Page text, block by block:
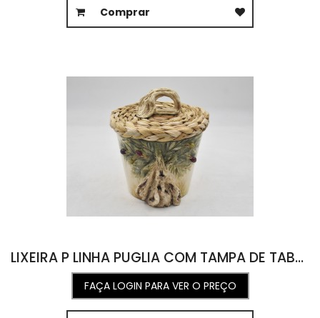
Comprar
LIXEIRA P LINHA PUGLIA COM TAMPA DE TABOA 17D X 20,5A
FAÇA LOGIN PARA VER O PREÇO